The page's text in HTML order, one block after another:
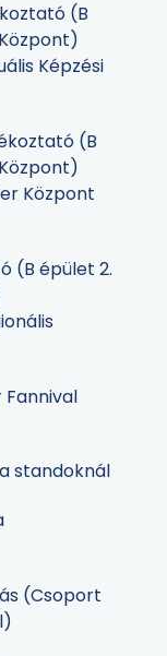
(B
Képzési
(B
(B épület 2.
Fannival
standoknál
(Csoport